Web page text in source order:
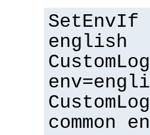
SetEnvIf
english
common